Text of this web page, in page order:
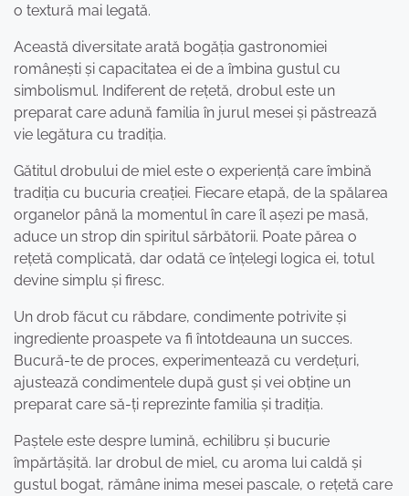
o textură mai legată.
Această diversitate arată bogăția gastronomiei
românești și capacitatea ei de a îmbina gustul cu
simbolismul. Indiferent de rețetă, drobul este un
preparat care adună familia în jurul mesei și păstrează
vie legătura cu tradiția.
Gătitul drobului de miel este o experiență care îmbină
tradiția cu bucuria creației. Fiecare etapă, de la spălarea
organelor până la momentul în care îl așezi pe masă,
aduce un strop din spiritul sărbătorii. Poate părea o
rețetă complicată, dar odată ce înțelegi logica ei, totul
devine simplu și firesc.
Un drob făcut cu răbdare, condimente potrivite și
ingrediente proaspete va fi întotdeauna un succes.
Bucură-te de proces, experimentează cu verdețuri,
ajustează condimentele după gust și vei obține un
preparat care să-ți reprezinte familia și tradiția.
Paștele este despre lumină, echilibru și bucurie
împărtășită. Iar drobul de miel, cu aroma lui caldă și
gustul bogat, rămâne inima mesei pascale, o rețetă care